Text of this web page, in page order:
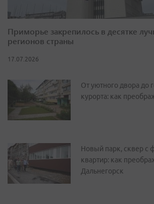
Приморье закрепилось в десятке
регионов страны
17.07.2026
От уютного двора до
курорта: как
Новый парк, сквер с
квартир: как
Дальнегорск